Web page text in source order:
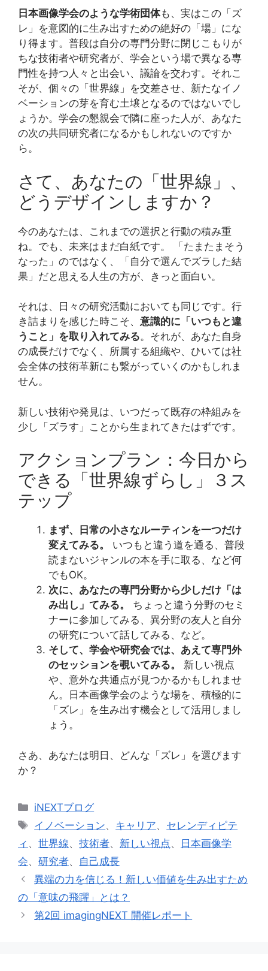
日本画像学会のような学術団体も、実はこの「ズ
レ」を意図的に生み出すための絶好の「場」にな
り得ます。普段は自分の専門分野に閉じこもりが
ちな技術者や研究者が、学会という場で異なる専
門性を持つ人々と出会い、議論を交わす。それこ
そが、個々の「世界線」を交差させ、新たなイノ
ベーションの芽を育む土壌となるのではないでし
ょうか。学会の懇親会で隣に座った人が、あなた
の次の共同研究者になるかもしれないのですか
ら。
さて、あなたの「世界線」、
どうデザインしますか？
今のあなたは、これまでの選択と行動の積み重
ね。でも、未来はまだ白紙です。 「たまたまそう
なった」のではなく、「自分で選んでズラした結
果」だと思える人生の方が、きっと面白い。
それは、日々の研究活動においても同じです。行
き詰まりを感じた時こそ、 意識的に「いつもと違
うこと」を取り入れてみる。それが、あなた自身
の成長だけでなく、所属する組織や、ひいては社
会全体の技術革新にも繋がっていくのかもしれま
せん。
新しい技術や発見は、いつだって既存の枠組みを
少し「ズラす」ことから生まれてきたはずです。
アクションプラン：今日から
できる「世界線ずらし」３ス
テップ
まず、日常の小さなルーティンを一つだけ
変えてみる。
いつもと違う道を通る、普段
読まないジャンルの本を手に取る、など何
でもOK。
次に、あなたの専門分野から少しだけ「は
み出し」てみる。
ちょっと違う分野のセミ
ナーに参加してみる、異分野の友人と自分
の研究について話してみる、など。
そして、学会や研究会では、あえて専門外
のセッションを覗いてみる。
新しい視点
や、意外な共通点が見つかるかもしれませ
ん。日本画像学会のような場を、積極的に
「ズレ」を生み出す機会として活用しまし
ょう。
さあ、あなたは明日、どんな「ズレ」を選びます
か？
カ
テ
ゴ
リ
ー
iNEXTブログ
タ
グ
イノベーション、 キャリア、 セレンディピテ
ィ 、 世界線、 技術者、 新しい視点、 日本画像学
会、 研究者、 自己成長
異端の力を信じる！新しい価値を生み出すため
の「意味の飛躍」とは？
第2回 imagingNEXT 開催レポート